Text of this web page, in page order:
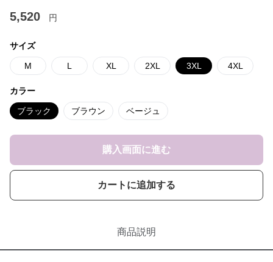
5,520 円
サイズ
M L XL 2XL 3XL 4XL
カラー
ブラック ブラウン ベージュ
購入画面に進む
カートに追加する
商品説明